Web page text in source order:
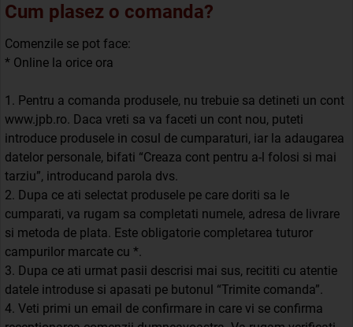
Cum plasez o comanda?
Comenzile se pot face:
* Online la orice ora
1. Pentru a comanda produsele, nu trebuie sa detineti un cont
www.jpb.ro. Daca vreti sa va faceti un cont nou, puteti
introduce produsele in cosul de cumparaturi, iar la adaugarea
datelor personale, bifati “Creaza cont pentru a-l folosi si mai
tarziu”, introducand parola dvs.
2. Dupa ce ati selectat produsele pe care doriti sa le
cumparati, va rugam sa completati numele, adresa de livrare
si metoda de plata. Este obligatorie completarea tuturor
campurilor marcate cu *.
3. Dupa ce ati urmat pasii descrisi mai sus, recititi cu atentie
datele introduse si apasati pe butonul “Trimite comanda”.
4. Veti primi un email de confirmare in care vi se confirma